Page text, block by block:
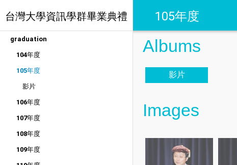
台灣大學資訊學群畢業典禮
graduation
104年度
105年度
影片
106年度
107年度
108年度
109年度
105年度
Albums
影片
Images